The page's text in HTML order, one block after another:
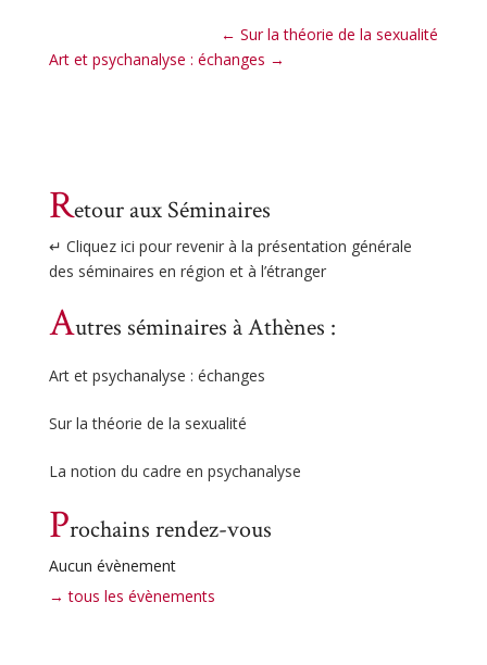
←Sur la théorie de la sexualité
Art et psychanalyse : échanges →
Retour aux Séminaires
↵ Cliquez ici pour revenir à la présentation générale
des séminaires en région et à l’étranger
Autres séminaires à Athènes :
Art et psychanalyse : échanges
Sur la théorie de la sexualité
La notion du cadre en psychanalyse
Prochains rendez-vous
Aucun évènement
→ tous les évènements